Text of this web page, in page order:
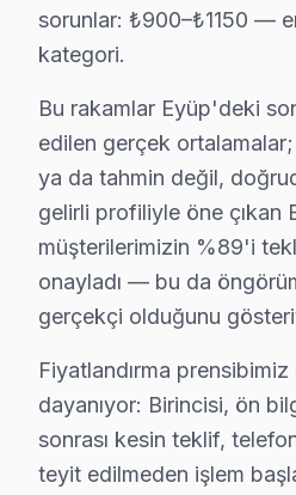
Ayrıca, Fabrika Servis’in
Ücretsiz teşhis hizmeti
Eyüp Hi-Level servis -
Eyüp'da Hi-Level
— Yazılım sorunları: 1 iş
— Güç kartı tamiri: 2-3 iş
— Panel değişimi: 3-5 iş
— Aynı gün randevu oranı:
Eyüp Sultan Camii ve
Eyüp'de Hi-Level
Eyüp, yaklaşık 400.000+
sorunlar: ₺900–₺1150 —
kategori.
Bu rakamlar Eyüp'deki
edilen gerçek ortalamalar;
ya da tahmin değil,
gelirli profiliyle öne çıkan
müşterilerimizin %89'i
onayladı — bu da
gerçekçi olduğunu
Fiyatlandırma
dayanıyor: Birincisi, ön
sonrası kesin teklif,
teyit edilmeden işlem